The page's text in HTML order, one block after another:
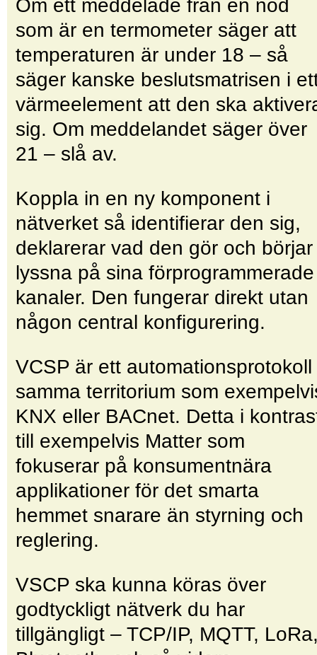
Om ett meddelade från en nod
som är en termometer säger att
temperaturen är under 18 – så
säger kanske beslutsmatrisen i
värmeelement att den ska
sig. Om meddelandet säger över
21 – slå av.
Koppla in en ny komponent i
nätverket så identifierar den sig,
deklarerar vad den gör och börjar
lyssna på sina förprogrammerade
kanaler. Den fungerar direkt utan
någon central konfigurering.
VCSP är ett automationsprotokoll
samma territorium som
KNX eller BACnet. Detta i
till exempelvis Matter som
fokuserar på konsumentnära
applikationer för det smarta
hemmet snarare än styrning och
reglering.
VSCP ska kunna köras över
godtyckligt nätverk du har
tillgängligt – TCP/IP, MQTT,